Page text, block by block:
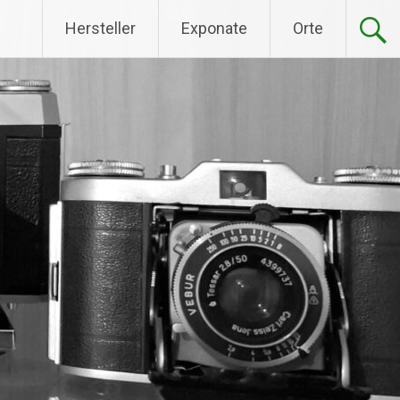
Hersteller Exponate Orte